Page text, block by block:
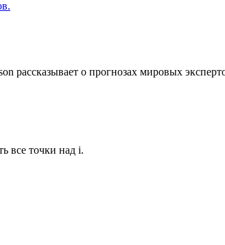
рассказывает о прогнозах мировых
все точки над i.